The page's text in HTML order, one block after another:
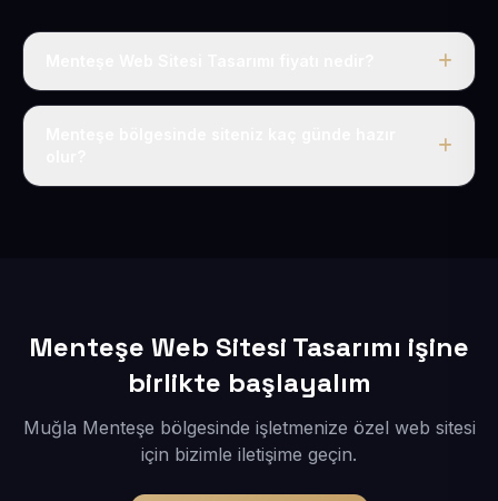
Tek fiyat uygulanır: yıllık 50 USD + KDV. Bu bedele alan
Menteşe Web Sitesi Tasarımı işine
birlikte başlayalım
Muğla Menteşe bölgesinde işletmenize özel web sitesi
için bizimle iletişime geçin.